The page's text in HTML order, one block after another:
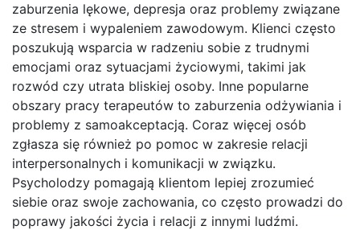
zaburzenia lękowe, depresja oraz problemy związane
ze stresem i wypaleniem zawodowym. Klienci często
poszukują wsparcia w radzeniu sobie z trudnymi
emocjami oraz sytuacjami życiowymi, takimi jak
rozwód czy utrata bliskiej osoby. Inne popularne
obszary pracy terapeutów to zaburzenia odżywiania i
problemy z samoakceptacją. Coraz więcej osób
zgłasza się również po pomoc w zakresie relacji
interpersonalnych i komunikacji w związku.
Psycholodzy pomagają klientom lepiej zrozumieć
siebie oraz swoje zachowania, co często prowadzi do
poprawy jakości życia i relacji z innymi ludźmi.